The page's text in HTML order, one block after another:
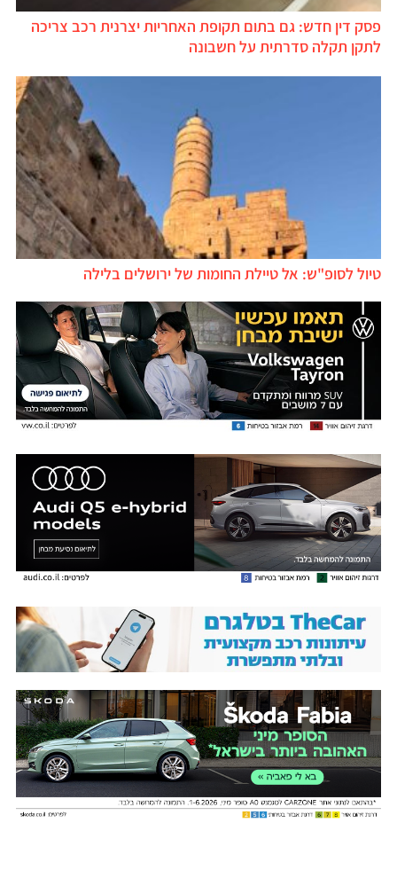
פסק דין חדש: גם בתום תקופת האחריות יצרנית רכב צריכה
לתקן תקלה סדרתית על חשבונה
טיול לסופ"ש: אל טיילת החומות של ירושלים בלילה